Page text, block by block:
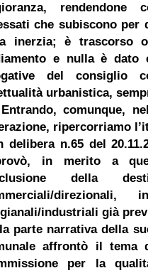
che subiscono per
inerzia; è trascorso
e nulla è dato
del consiglio
urbanistica,
Entrando, comunque,
ripercorriamo
delibera n.65 del
in merito a
della
industriali già
parte narrativa della
affrontò il tema
per la